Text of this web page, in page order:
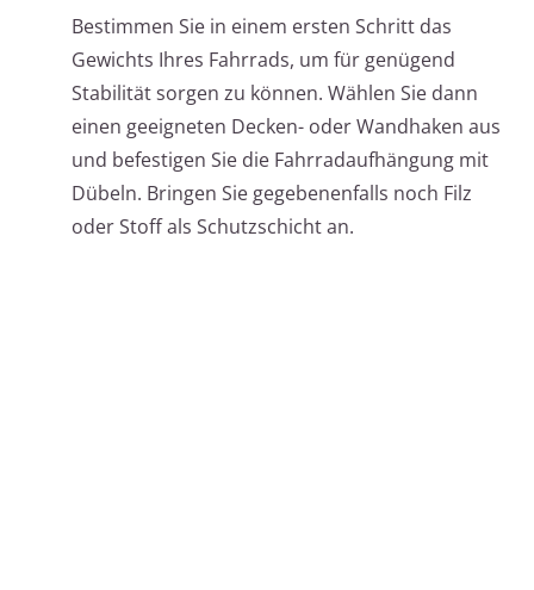
Bestimmen Sie in einem ersten Schritt das
Gewichts Ihres Fahrrads, um für genügend
Stabilität sorgen zu können. Wählen Sie dann
einen geeigneten Decken- oder Wandhaken aus
und befestigen Sie die Fahrradaufhängung mit
Dübeln. Bringen Sie gegebenenfalls noch Filz
oder Stoff als Schutzschicht an.